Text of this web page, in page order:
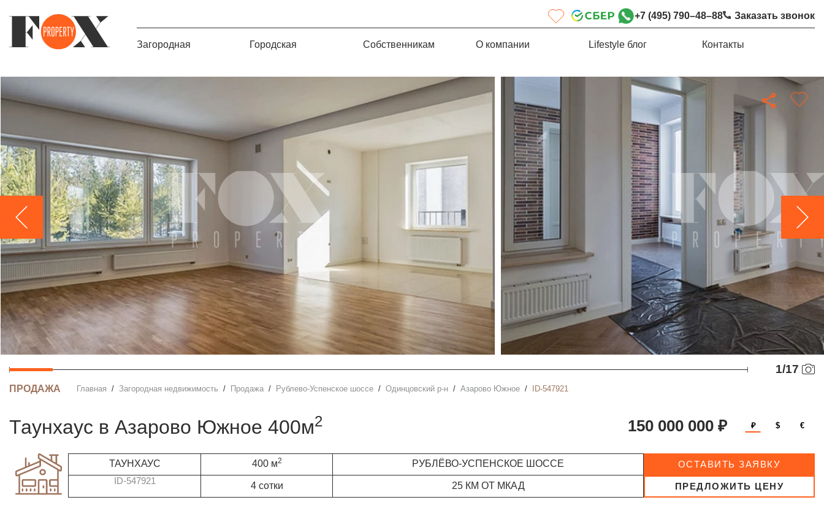
+7 (495) 790–48–88 Заказать звонок
Загородная Городская Собственникам О компании Lifestyle блог Контакты
1/17
ПРОДАЖА Главная Загородная недвижимость Продажа Рублево-Успенское шоссе Одинцовский р-н Азарово Южное ID-547921
таунхаус в Азарово Южное 400м2 150 000 000 ₽ ₽ $ €
ТАУНХАУС 400 м2 РУБЛЁВО-УСПЕНСКОЕ ШОССЕ
ID-547921 4 сотки 25 КМ ОТ МКАД
ОСТАВИТЬ ЗАЯВКУ
ПРЕДЛОЖИТЬ ЦЕНУ